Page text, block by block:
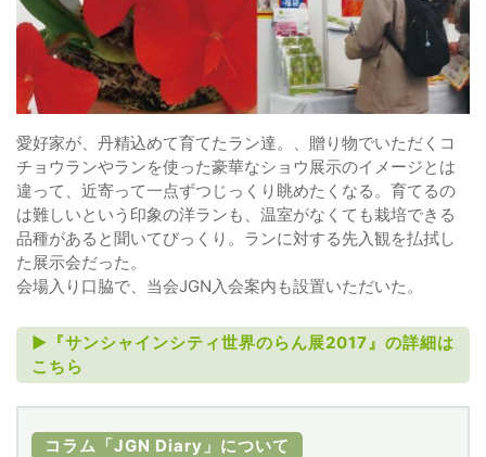
愛好家が、丹精込めて育てたラン達。、贈り物でいただくコ
チョウランやランを使った豪華なショウ展示のイメージとは
違って、近寄って一点ずつじっくり眺めたくなる。育てるの
は難しいという印象の洋ランも、温室がなくても栽培できる
品種があると聞いてびっくり。ランに対する先入観を払拭し
た展示会だった。
会場入り口脇で、当会JGN入会案内も設置いただいた。
►『サンシャインシティ世界のらん展2017』の詳細は
こちら
コラム「JGN Diary」について